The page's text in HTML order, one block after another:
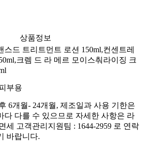
상품정보
스드 트리트먼트 로션 150ml,컨센트레
크렘 드 라 메르 모이스춰라이징 크
부용
6개월- 24개월, 제조일과 사용 기한은
다 다를 수 있으므로 자세한 사항은 라
세 고객관리지원팀 : 1644-2959 로 연락
바랍니다.